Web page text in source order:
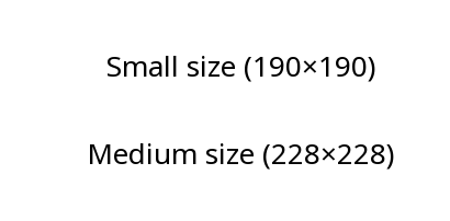
Small size (190×190)
Medium size (228×228)